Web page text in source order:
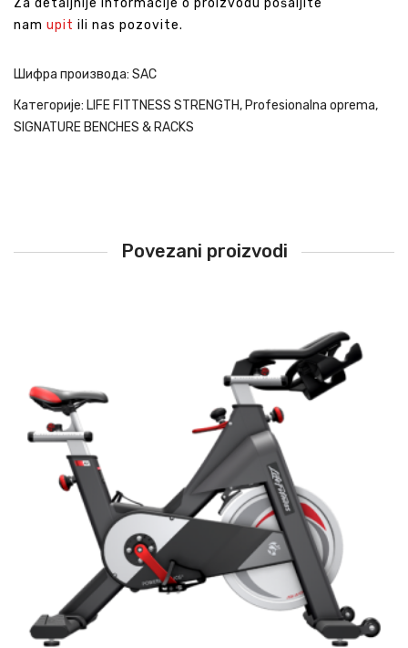
Za detaljnije informacije o proizvodu pošaljite
nam upit ili nas pozovite.
Шифра производа: SAC
Категорије: LIFE FITTNESS STRENGTH, Profesionalna oprema,
SIGNATURE BENCHES & RACKS
Povezani proizvodi